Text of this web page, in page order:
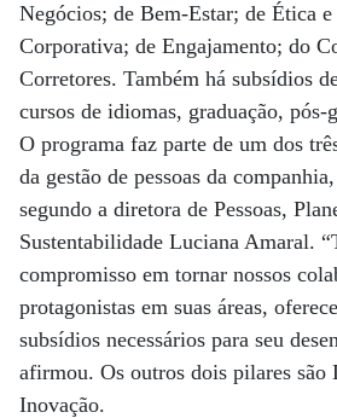
Negócios; de Bem-Estar; de Ética
Corporativa; de Engajamento; do
Corretores. Também há subsídios
cursos de idiomas, graduação,
O programa faz parte de um dos
da gestão de pessoas da
segundo a diretora de Pessoas,
Sustentabilidade Luciana Amaral.
compromisso em tornar nossos
protagonistas em suas áreas,
subsídios necessários para seu
afirmou. Os outros dois pilares são
Inovação.